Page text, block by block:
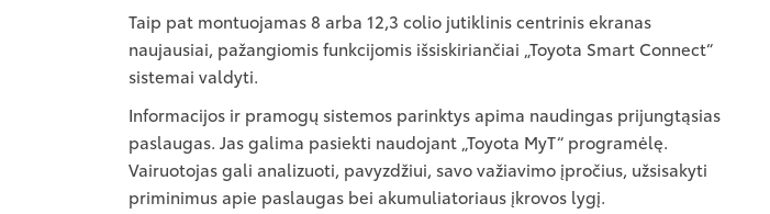
Taip pat montuojamas 8 arba 12,3 colio jutiklinis centrinis ekranas
naujausiai, pažangiomis funkcijomis išsiskiriančiai „Toyota Smart Connect“
sistemai valdyti.
Informacijos ir pramogų sistemos parinktys apima naudingas prijungtąsias
paslaugas. Jas galima pasiekti naudojant „Toyota MyT“ programėlę.
Vairuotojas gali analizuoti, pavyzdžiui, savo važiavimo įpročius, užsisakyti
priminimus apie paslaugas bei akumuliatoriaus įkrovos lygį.